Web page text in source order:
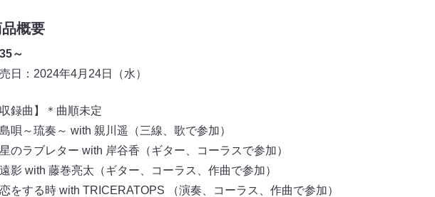
概要
～
日：2024年4月24日（水）
収録曲】＊曲順未定
島唄～琉奏～ with 親川遥（三線、歌で参加）
星のラブレター with 岸谷香（ギター、コーラスで参加）
遠影 with 藤巻亮太（ギター、コーラス、作曲で参加）
恋をする時 with TRICERATOPS （演奏、コーラス、作曲で参加）